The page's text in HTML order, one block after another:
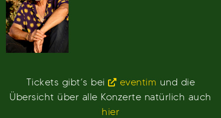
Tickets gibt’s bei eventim und die
Übersicht über alle Konzerte natürlich auch
hier